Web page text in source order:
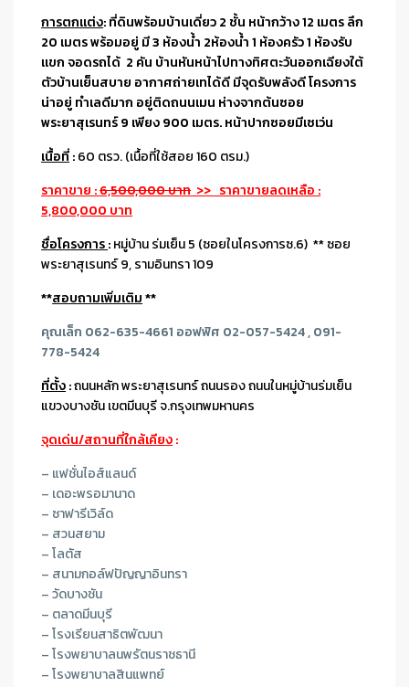
การตกแต่ง: ที่ดินพร้อมบ้านเดี่ยว 2 ชั้น หน้ากว้าง 12 เมตร ลึก
20 เมตร พร้อมอยู่ มี 3 ห้องน้ำ 2ห้องน้ำ 1 ห้องครัว 1 ห้องรับ
เเขก จอดรถได้ 2 คัน บ้านหันหน้าไปทางทิศตะวันออกเฉียงใต้
ตัวบ้านเย็นสบาย อากาศถ่ายเทได้ดี มีจุดรับพลังดี โครงการ
น่าอยู่ ทำเลดีมาก อยู่ติดถนนเมน ห่างจากต้นซอย
พระยาสุเรนทร์ 9 เพียง 900 เมตร. หน้าปากซอยมีเซเว่น
เนื้อที่:60 ตรว. (เนื้อที่ใช้สอย 160 ตรม.)
ราคาขาย :6,500,000 บาท >> ราคาขายลดเหลือ :
5,800,000 บาท
ชื่อโครงการ:หมู่บ้าน ร่มเย็น 5 (ซอยในโครงการซ.6) ** ซอย
พระยาสุเรนทร์ 9, รามอินทรา 109
**สอบถามเพิ่มเติม**
คุณเล็ก 062-635-4661 ออฟฟิศ 02-057-5424 , 091-
778-5424
ที่ตั้ง:ถนนหลัก พระยาสุเรนทร์ ถนนรอง ถนนในหมู่บ้านร่มเย็น
แขวงบางชัน เขตมีนบุรี จ.กรุงเทพมหานคร
จุดเด่น/สถานที่ใกล้เคียง:
– แฟชั่นไอส์แลนด์
– เดอะพรอมานาด
– ซาฟารีเวิล์ด
– สวนสยาม
– โลตัส
– สนามกอล์ฟปัญญาอินทรา
– วัดบางชัน
– ตลาดมีนบุรี
– โรงเรียนสาธิตพัฒนา
– โรงพยาบาลนพรัตนราชธานี
– โรงพยาบาลสินแพทย์